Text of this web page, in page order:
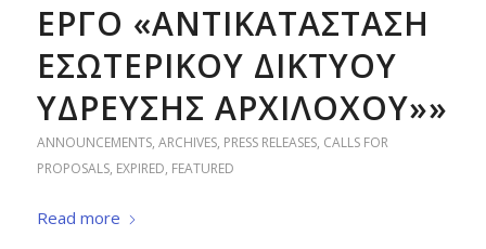
ΕΡΓΟ «ΑΝΤΙΚΑΤΑΣΤΑΣΗ
ΕΣΩΤΕΡΙΚΟΥ ΔΙΚΤΥΟΥ
ΥΔΡΕΥΣΗΣ ΑΡΧΙΛΟΧΟΥ»»
ANNOUNCEMENTS, ARCHIVES, PRESS RELEASES, CALLS FOR
PROPOSALS, EXPIRED, FEATURED
Read more